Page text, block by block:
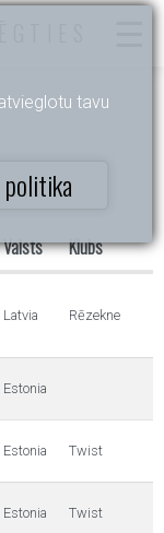
tavu
politika
Valsts Klubs
Latvia Rēzekne
Estonia
Estonia Twist
Estonia Twist